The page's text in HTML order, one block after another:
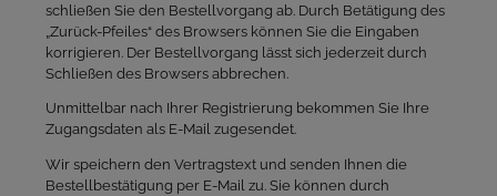
schließen Sie den Bestellvorgang ab. Durch Betätigung des
„Zurück-Pfeiles“ des Browsers können Sie die Eingaben
korrigieren. Der Bestellvorgang lässt sich jederzeit durch
Schließen des Browsers abbrechen.
Unmittelbar nach Ihrer Registrierung bekommen Sie Ihre
Zugangsdaten als E-Mail zugesendet.
Wir speichern den Vertragstext und senden Ihnen die
Bestellbestätigung per E-Mail zu. Sie können durch